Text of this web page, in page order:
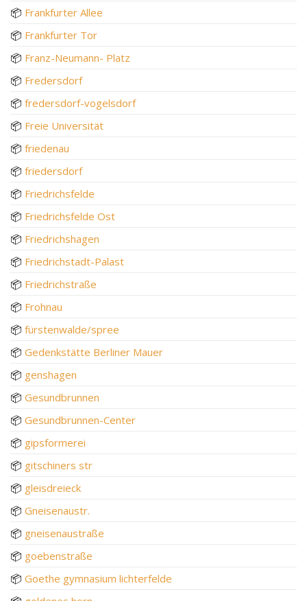
📦 Frankfurter Allee
📦 Frankfurter Tor
📦 Franz-Neumann- Platz
📦 Fredersdorf
📦 fredersdorf-vogelsdorf
📦 Freie Universität
📦 friedenau
📦 friedersdorf
📦 Friedrichsfelde
📦 Friedrichsfelde Ost
📦 Friedrichshagen
📦 Friedrichstadt-Palast
📦 Friedrichstraße
📦 Frohnau
📦 fürstenwalde/spree
📦 Gedenkstätte Berliner Mauer
📦 genshagen
📦 Gesundbrunnen
📦 Gesundbrunnen-Center
📦 gipsformerei
📦 gitschiners str
📦 gleisdreieck
📦 Gneisenaustr.
📦 gneisenaustraße
📦 goebenstraße
📦 Goethe gymnasium lichterfelde